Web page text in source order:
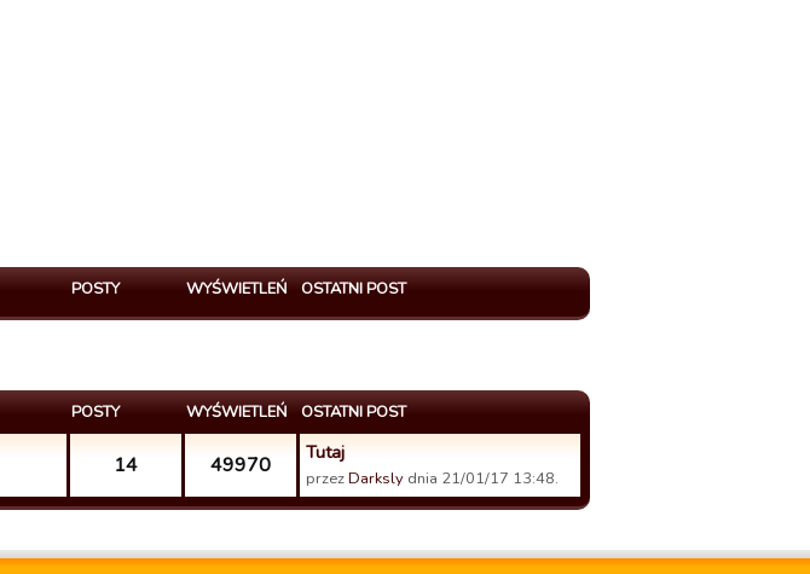
POSTY WYŚWIETLEŃ OSTATNI POST
POSTY WYŚWIETLEŃ OSTATNI POST
14 49970 Tutaj
przezDarksly dnia 21/01/17 13:48.